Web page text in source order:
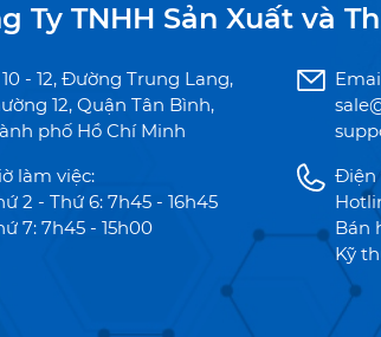
Ty TNHH Sản Xuất và
10 - 12, Đường Trung Lang,
12, Quận Tân Bình,
phố Hồ Chí Minh
làm việc:
2 - Thứ 6: 7h45 - 16h45
7: 7h45 - 15h00
Điện
Bán
Kỹ